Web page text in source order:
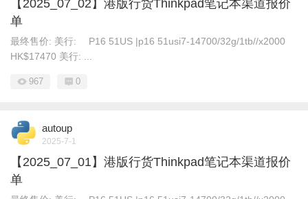
【2025_07_02】港版行货Thinkpad笔记本渠道报价
单
最终售价: 美行: P16 51US |p16 51usi7-14700/32g/1tb//x2000
HK$17470 美行: ...
967 0
autoup
2025-7-1
【2025_07_01】港版行货Thinkpad笔记本渠道报价
单